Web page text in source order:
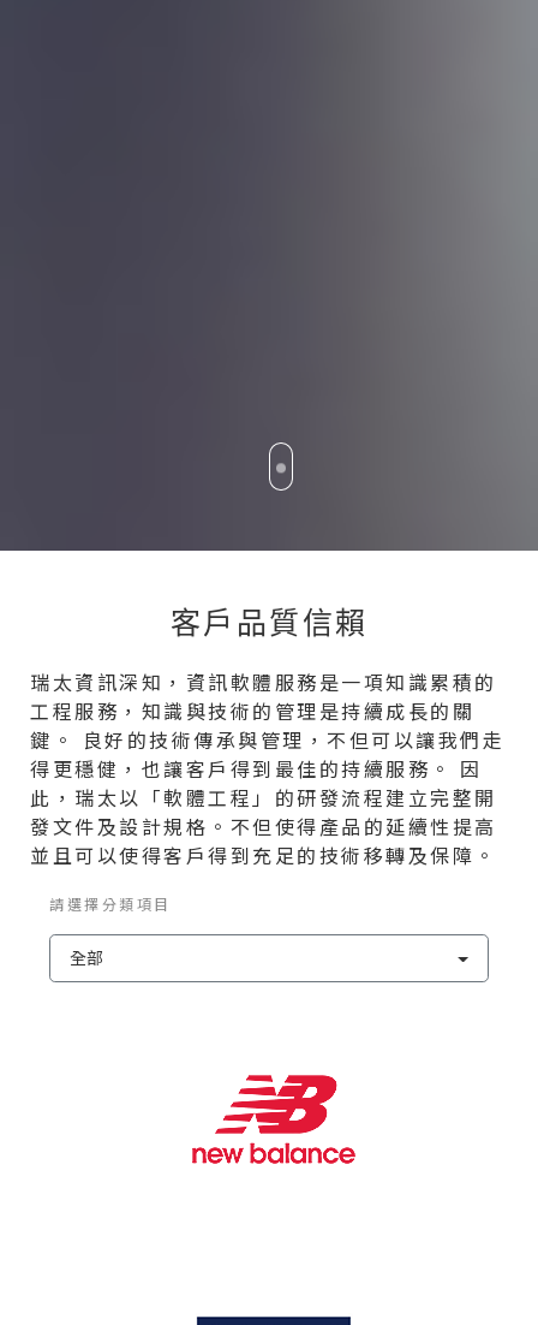
客戶品質信賴
瑞太資訊深知，資訊軟體服務是一項知識累積的
工程服務，知識與技術的管理是持續成長的關
鍵。 良好的技術傳承與管理，不但可以讓我們走
得更穩健，也讓客戶得到最佳的持續服務。 因
此，瑞太以「軟體工程」的研發流程建立完整開
發文件及設計規格。不但使得產品的延續性提高
並且可以使得客戶得到充足的技術移轉及保障。
請選擇分類項目
全部